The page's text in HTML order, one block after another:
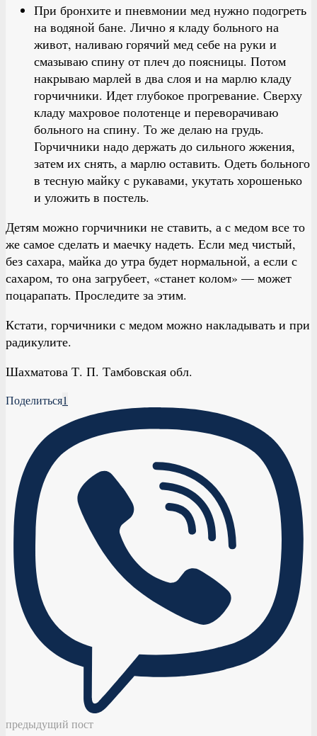
При бронхите и пневмонии мед нужно подогреть
на водяной бане. Лично я кладу больного на
живот, наливаю горячий мед себе на руки и
смазываю спину от плеч до поясницы. Потом
накрываю марлей в два слоя и на марлю кладу
горчичники. Идет глубокое прогревание. Сверху
кладу махровое полотенце и переворачиваю
больного на спину. То же делаю на грудь.
Горчичники надо держать до сильного жжения,
затем их снять, а марлю оставить. Одеть больного
в тесную майку с рукавами, укутать хорошенько
и уложить в постель.
Детям можно горчичники не ставить, а с медом все то
же самое сделать и маечку надеть. Если мед чистый,
без сахара, майка до утра будет нормальной, а если с
сахаром, то она загрубеет, «станет колом» — может
поцарапать. Проследите за этим.
Кстати, горчичники с медом можно накладывать и при
радикулите.
Шахматова Т. П. Тамбовская обл.
Поделиться1
предыдущий пост